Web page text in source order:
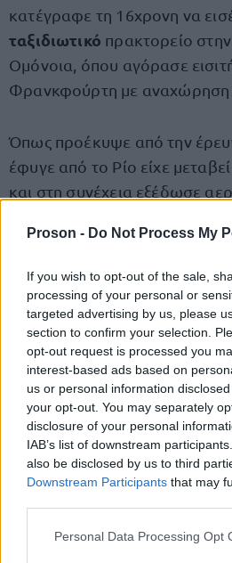
Proson - Do Not Process My
If you wish to opt-out of the sale,
processing of your personal or
targeted advertising by us, please
section to confirm your selection.
opt-out request is processed you
interest-based ads based on
us or personal information
your opt-out. You may separately
disclosure of your personal
IAB’s list of downstream
also be disclosed by us to third
Downstream Participants that may
Please note that this website/app
Personal Data Processing Opt
κατέγραφε τη 16χρονη να
ταξιδιωτικό πρακτορείο
Ομόνοια, όπου αγόρασε
Φρανκφούρτη με αναχώρηση
Όπως προέκυψε από την
έφυγε από το Ρίο είχε
και στη συνέχεια εξέδωσε
διαβατήριό της. Οι αρχές
παρελθόνμε την οικογένειά
ΑΣΕΠ: Πιστοποίηση
μόνο 2 ημέρες στα
ΑΣΕΠ: Εξ